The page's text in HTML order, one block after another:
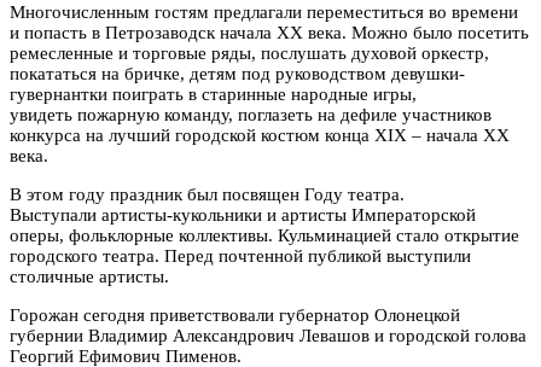
Многочисленным гостям предлагали переместиться во времени
и попасть в Петрозаводск начала XX века. Можно было посетить
ремесленные и торговые ряды, послушать духовой оркестр,
покататься на бричке, детям под руководством девушки-
гувернантки поиграть в старинные народные игры,
увидеть пожарную команду, поглазеть на дефиле участников
конкурса на лучший городской костюм конца XIX – начала XX
века.
В этом году праздник был посвящен Году театра.
Выступали артисты-кукольники и артисты Императорской
оперы, фольклорные коллективы. Кульминацией стало открытие
городского театра. Перед почтенной публикой выступили
столичные артисты.
Горожан сегодня приветствовали губернатор Олонецкой
губернии Владимир Александрович Левашов и городской голова
Георгий Ефимович Пименов.